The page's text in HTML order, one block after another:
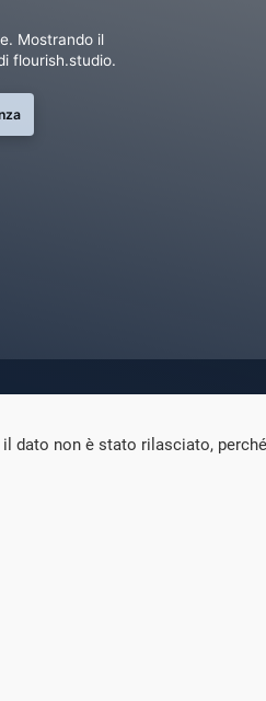
Mostrando il
flourish.studio.
il dato non è stato rilasciato,